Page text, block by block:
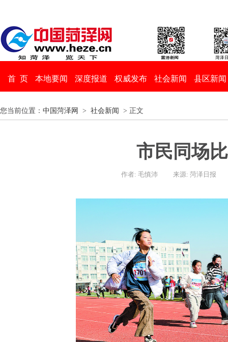
首 页 本地要闻 深度报道 权威发布 社会新闻 县区新闻
您当前位置： 中国菏泽网 > 社会新闻 > 正文
市民同场
作者: 毛慎沛 来源: 菏泽日报